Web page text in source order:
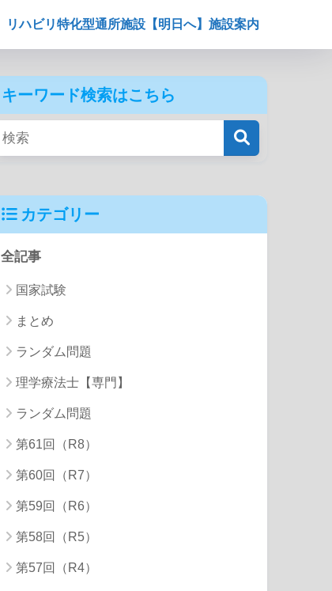
リハビリ特化型通所施設【明日へ】施設案内
キーワード検索はこちら
カテゴリー
全記事
国家試験
まとめ
ランダム問題
理学療法士【専門】
ランダム問題
第61回（R8）
第60回（R7）
第59回（R6）
第58回（R5）
第57回（R4）